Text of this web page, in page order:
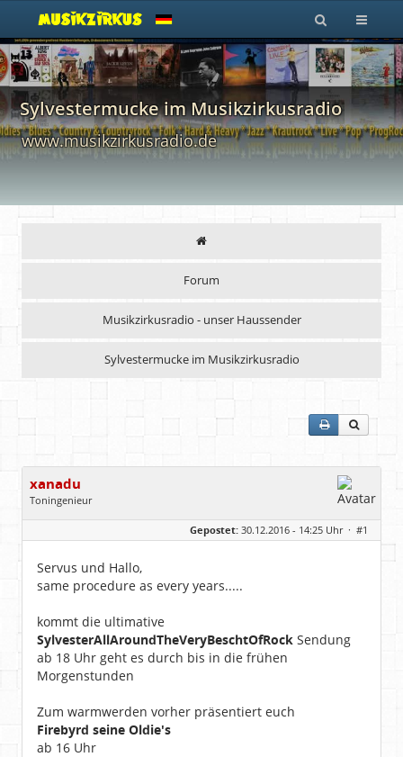
Sylvestermucke im Musikzirkusradio
www.musikzirkusradio.de
Forum
Musikzirkusradio - unser Haussender
Sylvestermucke im Musikzirkusradio
xanadu
Toningenieur
Geschlecht:
Rain am Lech (Bayern)
Alter:
54
Beiträge:
6540
Dabei seit:
05 / 2006
Gepostet: 30.12.2016 - 14:25 Uhr · #1
Servus und Hallo,
same procedure as every years.....
kommt die ultimative
SylvesterAllAroundTheVeryBeschtOfRock Sendung
ab 18 Uhr geht es durch bis in die frühen
Morgenstunden
Zum warmwerden vorher präsentiert euch
Firebyrd seine Oldie's
ab 16 Uhr